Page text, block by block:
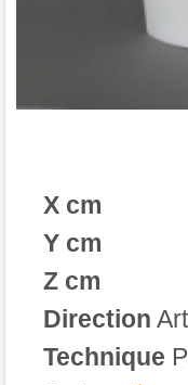
X cm
Y cm
Z cm
Direction
Technique